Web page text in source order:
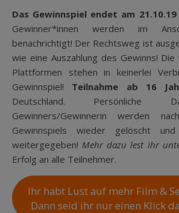
Das Gewinnspiel endet am 21.10.19
Gewinner*innen werden im
benachrichtigt! Der Rechtsweg ist
wie eine Auszahlung des Gewinns!
Plattformen stehen in keinerlei
Gewinnspiel! Teilnahme ab 16
Deutschland. Persönliche
Gewinners/Gewinnerin werden
Gewinnspiels wieder gelöscht
weitergegeben!Mehr dazu lest ihr
Erfolg an alle Teilnehmer.
Ihr habt Lust auf mehr Film &
Dann seid ihr nur einen Klick